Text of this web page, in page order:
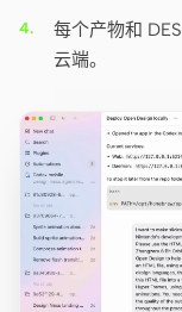
每个产物和
云端。